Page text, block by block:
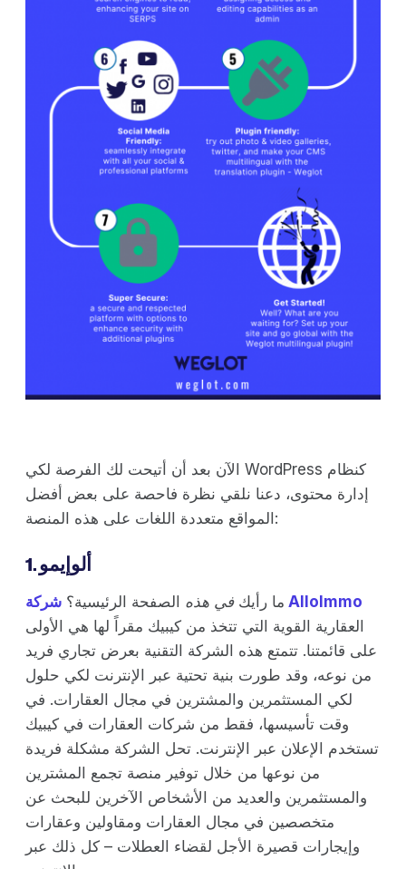
الآن بعد أن أتيحت لك الفرصة لكي WordPress كنظام
إدارة محتوى، دعنا نلقي نظرة فاحصة على بعض أفضل
المواقع متعددة اللغات على هذه المنصة:
1. ألوإيمو
ما رأيكفي هذه الصفحة الرئيسية؟
شركة AlloImmo
العقارية القوية التي تتخذ من كيبيك مقراً لها هي الأولى
على قائمتنا. تتمتع هذه الشركة التقنية بعرض تجاري فريد
من نوعه، وقد طورت بنية تحتية عبر الإنترنت لكي حلول
لكي المستثمرين والمشترين في مجال العقارات. في
وقت تأسيسها، فقط من شركات العقارات في كيبيك
تستخدم الإعلان عبر الإنترنت. تحل الشركة مشكلة فريدة
من نوعها من خلال توفير منصة تجمع المشترين
والمستثمرين والعديد من الأشخاص الآخرين للبحث عن
متخصصين في مجال العقارات ومقاولين وعقارات
وإيجارات قصيرة الأجل لقضاء العطلات – كل ذلك عبر